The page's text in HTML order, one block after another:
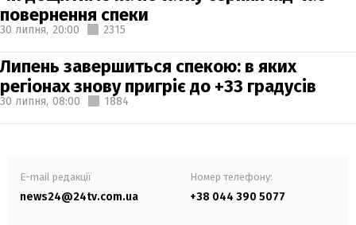
повернення спеки
30 липня, 20:00 2315
Липень завершиться спекою: в яких
регіонах знову пригріє до +33 градусів
30 липня, 08:00 1884
E-mail редакції
news24@24tv.com.ua
Номер телефону:
+38 044 390 5077